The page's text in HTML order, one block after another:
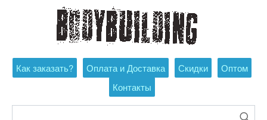
Как заказать? Оплата и Доставка Скидки
Оптом
Контакты